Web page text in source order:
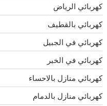
كهربائي الرياض
كهربائي بالقطيف
كهربائي في الجبيل
كهربائي في الخبر
كهربائي منازل بالاحساء
كهربائي منازل بالدمام